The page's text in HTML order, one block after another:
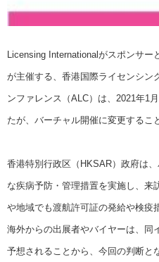
Licensing Internationalがスポンサー
が主催する、香港国際ライセンシン
ンファレンス（ALC）は、2021年1
たが、バーチャル開催に変更するこ
香港特別行政区（HKSAR）政府は
な疾病予防・管理措置を実施し、来
や地域でも渡航許可証の発給や検疫
海外からの出展者やバイヤーは、同
予想されることから、今回の判断と